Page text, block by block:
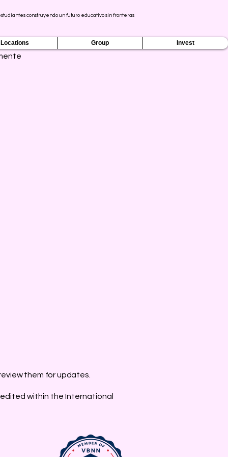
construyendo un futuro educativo sin fronteras
Locations Group Invest
them for updates.
within the International